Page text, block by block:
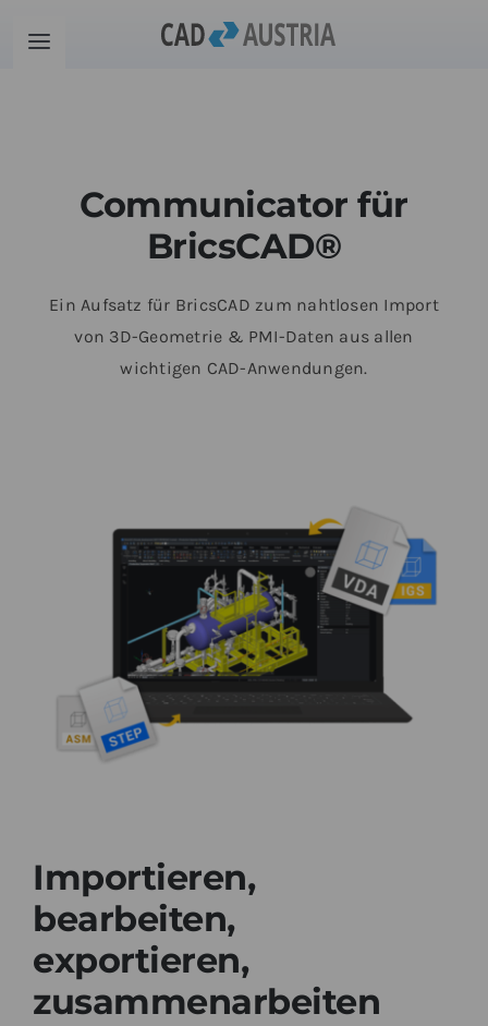
InhaltToggle
Communicator für
BricsCAD®
Ein Aufsatz für BricsCAD zum nahtlosen Import
von 3D-Geometrie & PMI-Daten aus allen
wichtigen CAD-Anwendungen.
Importieren,
bearbeiten,
exportieren,
zusammenarbeiten